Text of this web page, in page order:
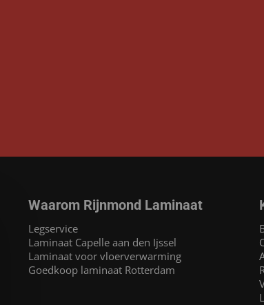
Waarom Rijnmond Laminaat
Legservice
Laminaat Capelle aan den Ijssel
Laminaat voor vloerverwarming
Goedkoop laminaat Rotterdam